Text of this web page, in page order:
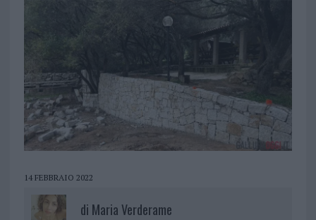
14 FEBBRAIO 2022
di Maria Verderame